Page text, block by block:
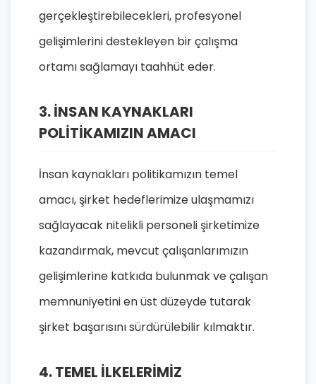
gerçekleştirebilecekleri, profesyonel
gelişimlerini destekleyen bir çalışma
ortamı sağlamayı taahhüt eder.
3. İNSAN KAYNAKLARI
POLİTİKAMIZIN AMACI
İnsan kaynakları politikamızın temel
amacı, şirket hedeflerimize ulaşmamızı
sağlayacak nitelikli personeli şirketimize
kazandırmak, mevcut çalışanlarımızın
gelişimlerine katkıda bulunmak ve çalışan
memnuniyetini en üst düzeyde tutarak
şirket başarısını sürdürülebilir kılmaktır.
4. TEMEL İLKELERİMİZ